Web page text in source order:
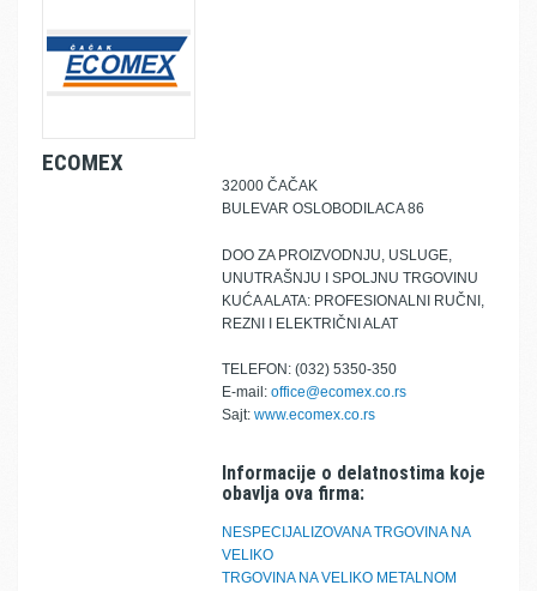
ECOMEX
32000 ČAČAK
BULEVAR OSLOBODILACA 86
DOO ZA PROIZVODNJU, USLUGE,
UNUTRAŠNJU I SPOLJNU TRGOVINU
KUĆA ALATA: PROFESIONALNI RUČNI,
REZNI I ELEKTRIČNI ALAT
TELEFON: (032) 5350-350
E-mail: office@ecomex.co.rs
Sajt: www.ecomex.co.rs
Informacije o delatnostima koje
obavlja ova firma:
NESPECIJALIZOVANA TRGOVINA NA
VELIKO
TRGOVINA NA VELIKO METALNOM